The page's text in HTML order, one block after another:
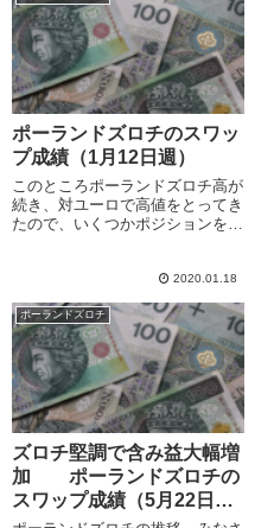
ポーランドズロチのスワッ
プ成績（1月12日週）
このところポーランドズロチ高が
続き、対ユーロで高値をとってき
たので、いくつかポジションを決
かなかのパフォーマンスだったと
思います。結果は【ポーランドズ
ロチ利確】に記録してありま
す。...
2020.01.18
ポーランドズロチ
ズロチ堅調で含み益大幅増
加 ポーランドズロチの
スワップ成績（5月22日
週）